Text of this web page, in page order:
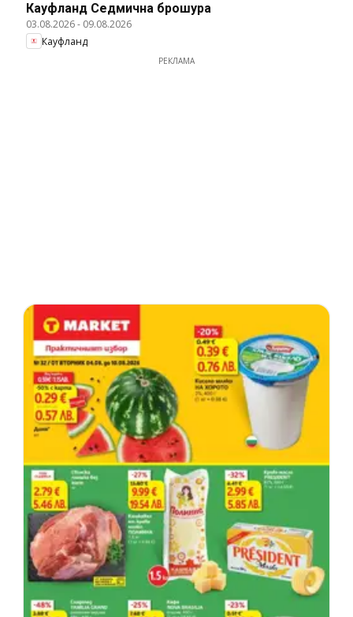
Кауфланд Cедмична брошура
03.08.2026- 09.08.2026
Кауфланд
РЕКЛАМА